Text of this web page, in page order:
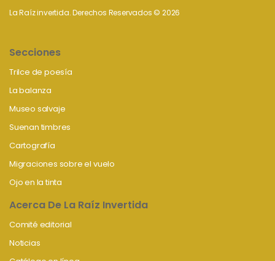
La Raíz invertida. Derechos Reservados © 2026
Secciones
Trilce de poesía
La balanza
Museo salvaje
Suenan timbres
Cartografía
Migraciones sobre el vuelo
Ojo en la tinta
Acerca De La Raíz Invertida
Comité editorial
Noticias